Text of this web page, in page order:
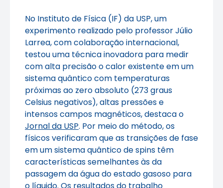
No Instituto de Física (IF) da USP, um
experimento realizado pelo professor Júlio
Larrea, com colaboração internacional,
testou uma técnica inovadora para medir
com alta precisão o calor existente em um
sistema quântico com temperaturas
próximas ao zero absoluto (273 graus
Celsius negativos), altas pressões e
intensos campos magnéticos, destaca o
Jornal da USP. Por meio do método, os
físicos verificaram que as transições de fase
em um sistema quântico de spins têm
características semelhantes às da
passagem da água do estado gasoso para